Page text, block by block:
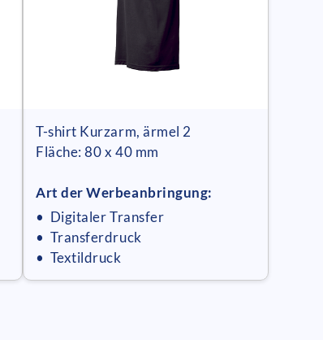
T-shirt Kurzarm, ärmel 2
Fläche: 80 x 40 mm
Art der Werbeanbringung:
• Digitaler Transfer
• Transferdruck
• Textildruck